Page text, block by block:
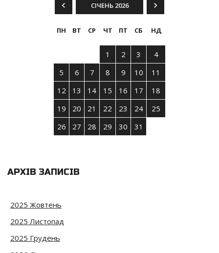
СІЧЕНЬ 2026
ПН ВТ СР ЧТ ПТ СБ НД
1 2 3
4
5
6 7 8 9 10
11
12
13 14 15 16 17
18
19
20 21 22 23 24
25
26
27 28 29 30 31
АРХІВ ЗАПИСІВ
2025 Жовтень
2025 Листопад
2025 Грудень